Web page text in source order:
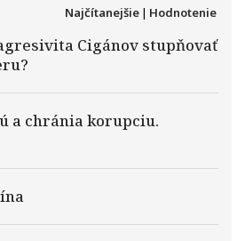
Najčítanejšie | Hodnotenie
Cigánov stupňovať
a chránia korupciu.